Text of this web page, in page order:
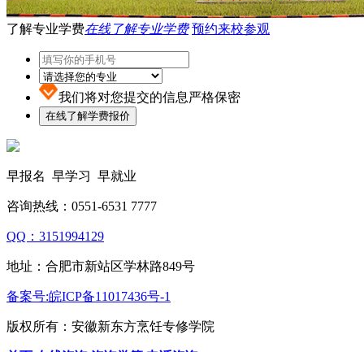
了解专业学费在线了解专业学费 预约来校参观
我们将对您提交的信息严格保密
早报名 早学习 早就业
咨询热线：0551-6531 7777
QQ：3151994129
地址：合肥市新站区学林路849号
备案号:皖ICP备11017436号-1
版权所有：安徽新东方烹饪专修学院